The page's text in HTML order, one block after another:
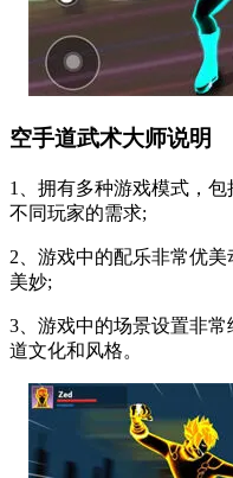
空手道武术大师说明
1、拥有多种游戏模式，
不同玩家的需求;
2、游戏中的配乐非常优
美妙;
3、游戏中的场景设置非
道文化和风格。